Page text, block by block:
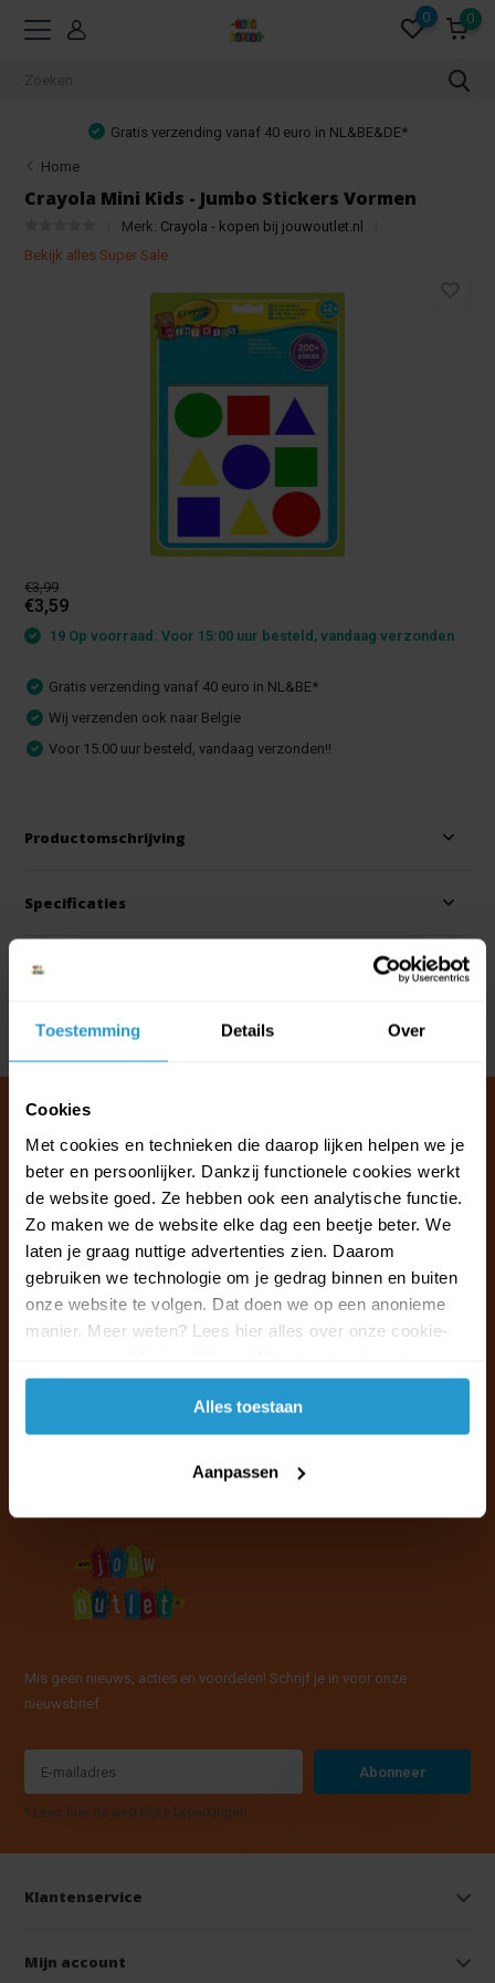
Toestemming Details Over
Cookies
Met cookies en technieken die daarop lijken helpen we je
beter en persoonlijker. Dankzij functionele cookies werkt
de website goed. Ze hebben ook een analytische functie.
Zo maken we de website elke dag een beetje beter. We
laten je graag nuttige advertenties zien. Daarom
gebruiken we technologie om je gedrag binnen en buiten
onze website te volgen. Dat doen we op een anonieme
manier. Meer weten? Lees hier alles over onze cookie-
accepteren.
Alles toestaan
Aanpassen
0 0
Gratis verzending vanaf 40 euro in NL&BE&DE*
Home
Crayola Mini Kids - Jumbo Stickers Vormen
Merk: Crayola - kopen bij jouwoutlet.nl
Bekijk alles Super Sale
€3,99
€3,59
19 Op voorraad: Voor 15:00 uur besteld, vandaag verzonden
Gratis verzending vanaf 40 euro in NL&BE*
Wij verzenden ook naar Belgie
Voor 15.00 uur besteld, vandaag verzonden!!
Productomschrijving
Specificaties
Reviews
Delen
Klantenservice & FAQ
Wij staan voor u klaar.
Ma t/m vr van 09:30 - 16:00 telefonisch
+31 (0)13 785 62 41
info@jouwoutlet.nl
Mis geen nieuws, acties en voordelen! Schrijf je in voor onze
nieuwsbrief
Abonneer
* Lees hier de wettelijke beperkingen
Klantenservice
Mijn account